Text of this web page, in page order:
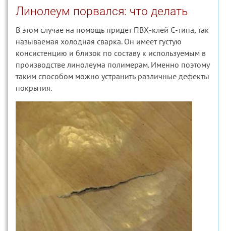
Линолеум порвался: что делать
В этом случае на помощь придет ПВХ-клей С-типа, так
называемая холодная сварка. Он имеет густую
консистенцию и близок по составу к используемым в
производстве линолеума полимерам. Именно поэтому
таким способом можно устранить различные дефекты
покрытия.